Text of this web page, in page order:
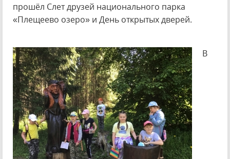
прошёл Слет друзей национального парка
«Плещеево озеро» и День открытых дверей.
В